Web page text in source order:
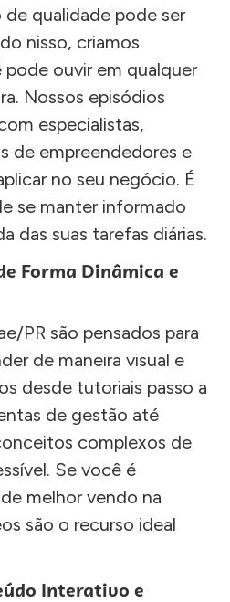
qualidade pode ser
nisso, criamos
pode ouvir em qualquer
Nossos episódios
especialistas,
de empreendedores e
no seu negócio. É
se manter informado
das suas tarefas diárias.
Forma Dinâmica e
PR são pensados para
de maneira visual e
desde tutoriais passo a
de gestão até
complexos de
Se você é
melhor vendo na
são o recurso ideal
Interativo e